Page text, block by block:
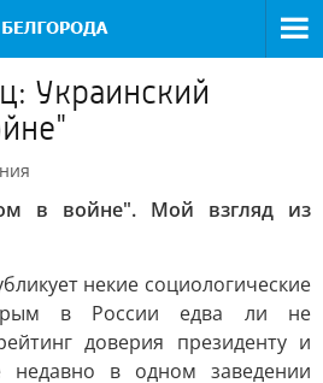
Украинский
в войне". Мой взгляд из
некие социологические
в России едва ли не
доверия президенту и
недавно в одном заведении